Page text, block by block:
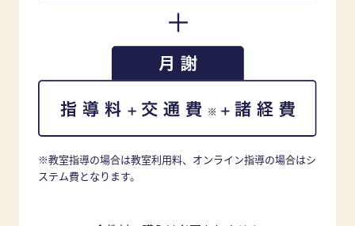
※教室指導の場合は教室利用料、オンライン指導の場合はシ
ステム費となります。